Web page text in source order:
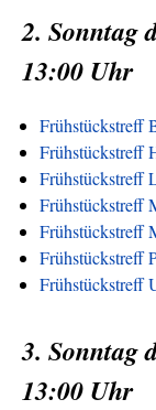
2. Sonntag
13:00 Uhr
Frühstückstreff
Frühstückstreff
Frühstückstreff
Frühstückstreff
Frühstückstreff
Frühstückstreff
Frühstückstreff
3. Sonntag
13:00 Uhr